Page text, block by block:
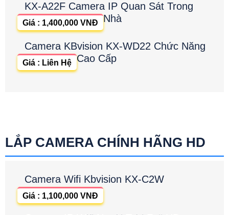
KX-A22F Camera IP Quan Sát Trong
Nhà
Giá : 1,400,000 VNĐ
Camera KBvision KX-WD22 Chức Năng
Cao Cấp
Giá : Liên Hệ
LẮP CAMERA CHÍNH HÃNG HD
Camera Wifi Kbvision KX-C2W
Giá : 1,100,000 VNĐ